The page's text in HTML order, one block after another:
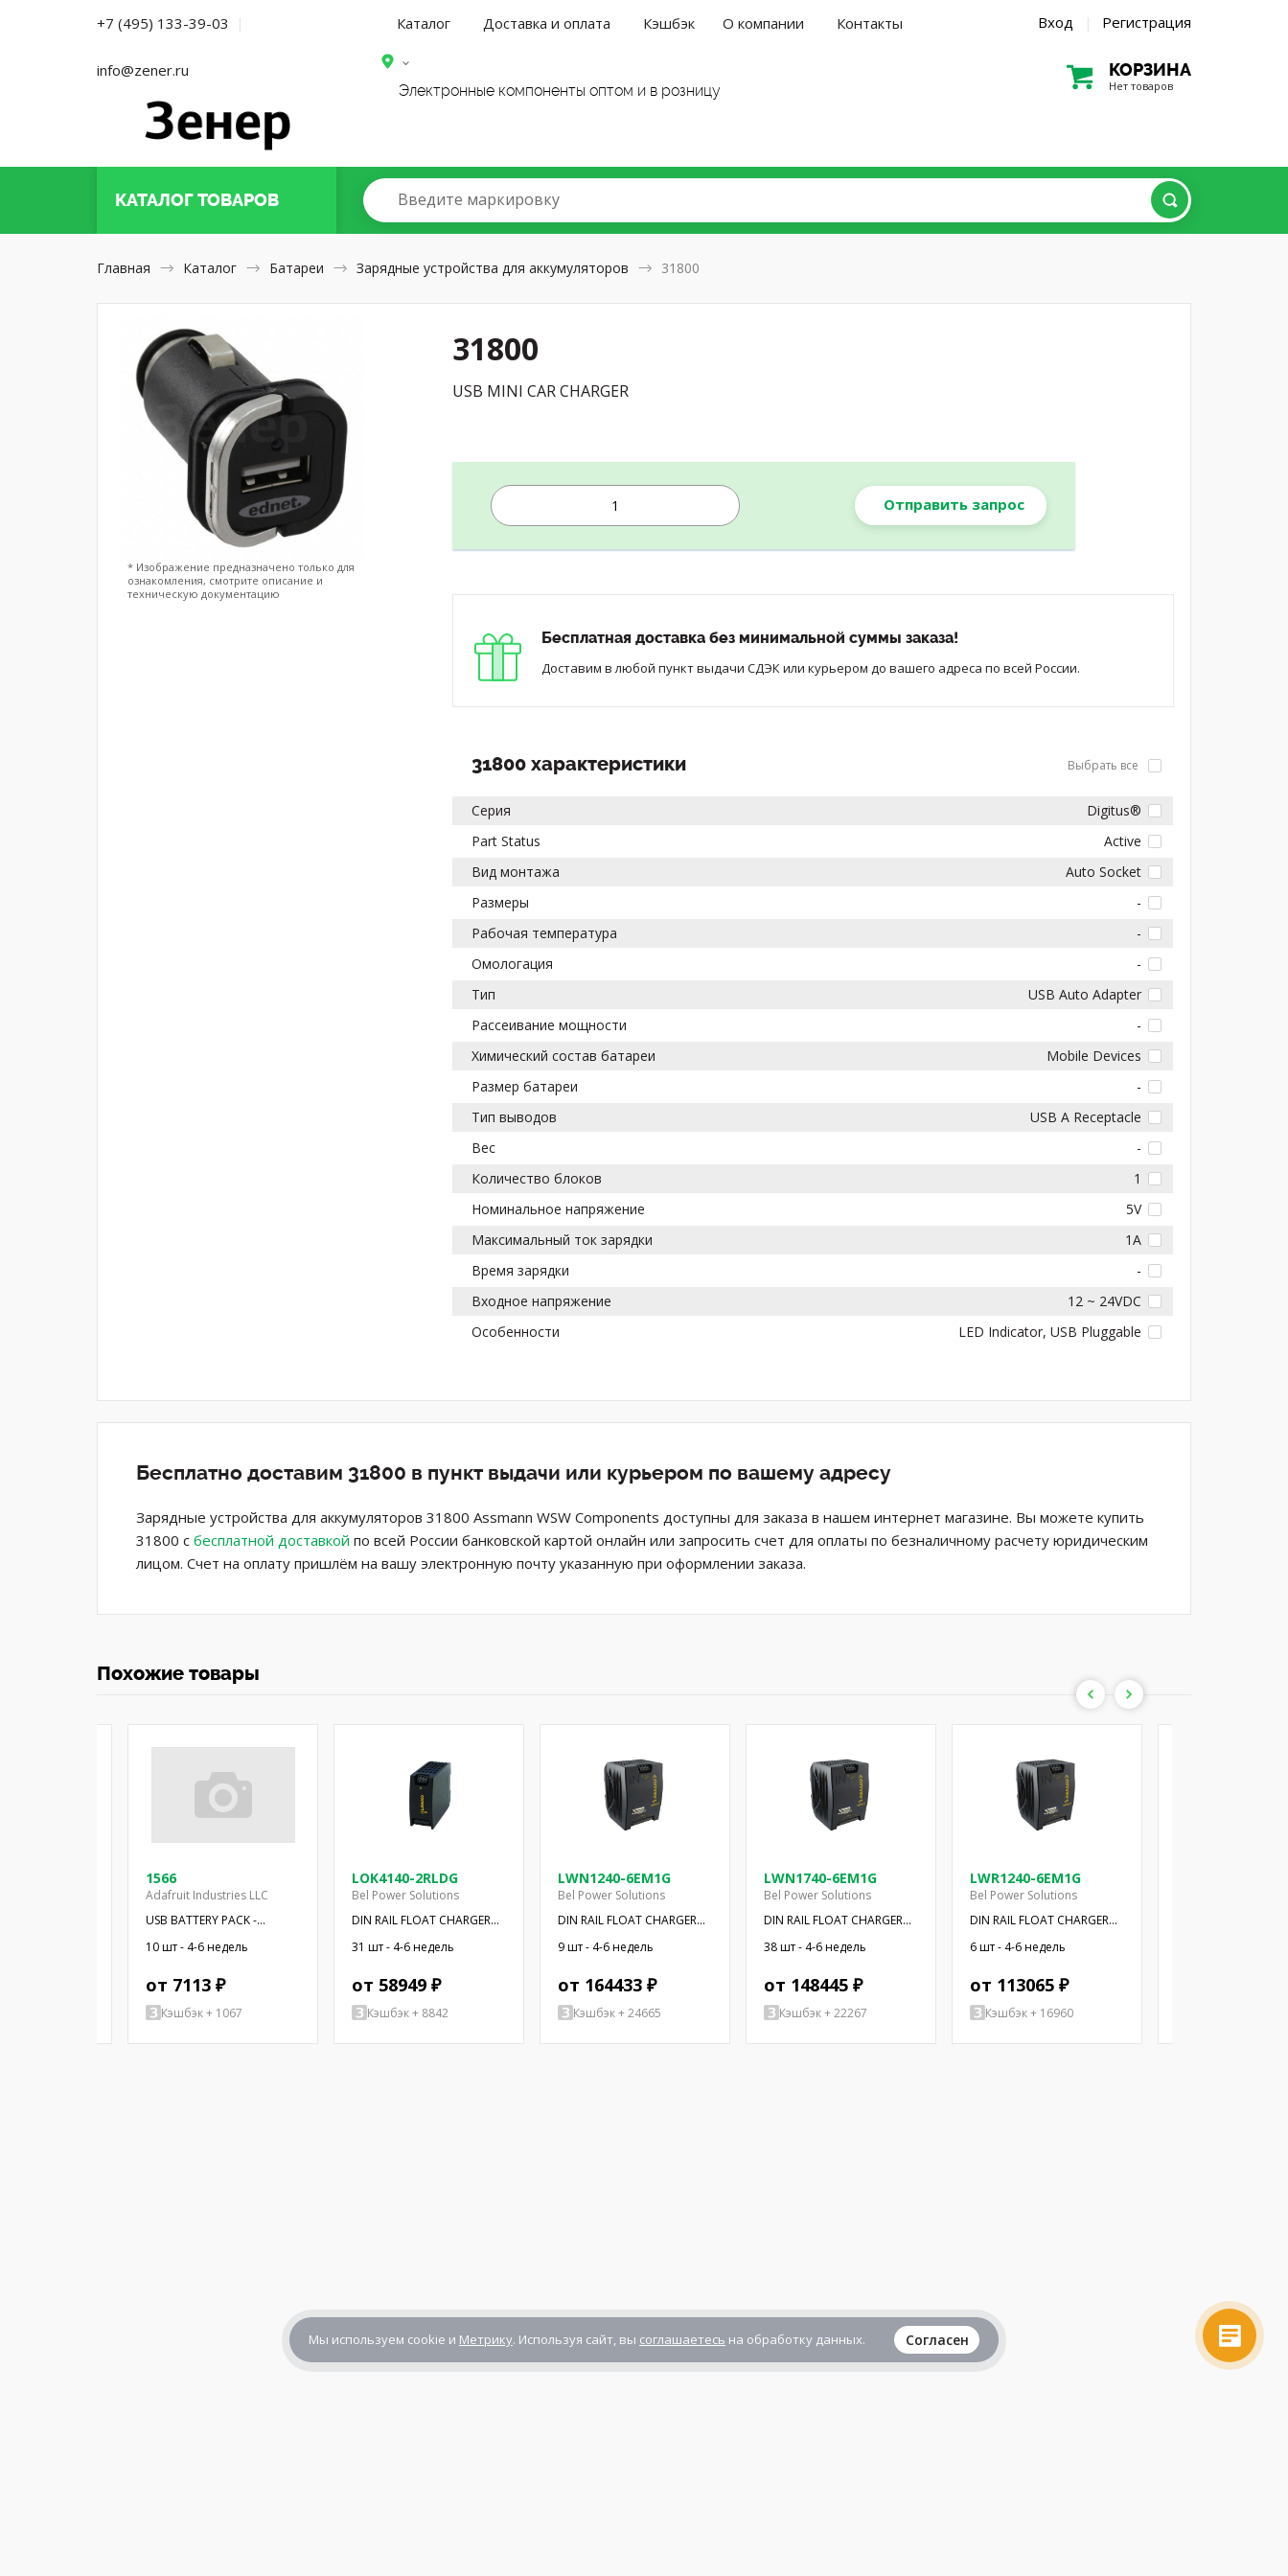
+7 (495) 133-39-03 |
info@zener.ru
Каталог Доставка и оплата Кэшбэк О компании Контакты Вход | Регистрация
Электронные компоненты оптом и в розницу
КОРЗИНА
Нет товаров
КАТАЛОГТОВАРОВ Введите маркировку
Главная Каталог Батареи Зарядные устройства для аккумуляторов 31800
31800
USB MINI CAR CHARGER
Отправить запрос
Бесплатная доставка без минимальной суммы заказа!
Доставим в любой пункт выдачи СДЭК или курьером до вашего адреса по всей России.
31800 характеристики Выбрать все
Серия
Digitus®
Part Status
Active
Вид монтажа
Auto Socket
Размеры
-
Рабочая температура
-
Омологация
-
Тип
USB Auto Adapter
Рассеивание мощности
-
Химический состав батареи
Mobile Devices
Размер батареи
-
Тип выводов
USB A Receptacle
Вес
-
Количество блоков
1
Номинальное напряжение
5V
Максимальный ток зарядки
1A
Время зарядки
-
Входное напряжение
12 ~ 24VDC
Особенности
LED Indicator, USB Pluggable
* Изображение предназначено только для
ознакомления, смотрите описание и
техническую документацию
Бесплатно доставим 31800 в пункт выдачи или курьером по вашему адресу
Зарядные устройства для аккумуляторов 31800 Assmann WSW Components доступны для заказа в нашем интернет магазине. Вы можете купить
31800 с бесплатной доставкой по всей России банковской картой онлайн или запросить счет для оплаты по безналичному расчету юридическим
лицом. Счет на оплату пришлём на вашу электронную почту указанную при оформлении заказа.
Похожие товары
1566
Adafruit Industries LLC
USB BATTERY PACK -
10000MAH - 2
10 шт - 4-6 недель
от 7113 ₽
Кэшбэк + 1067
LOK4140-2RLDG
Bel Power Solutions
DIN RAIL FLOAT CHARGER
50W 12V
31 шт - 4-6 недель
от 58949 ₽
Кэшбэк + 8842
LWN1240-6EM1G
Bel Power Solutions
DIN RAIL FLOAT CHARGER
250W 24V
9 шт - 4-6 недель
от 164433 ₽
Кэшбэк + 24665
LWN1740-6EM1G
Bel Power Solutions
DIN RAIL FLOAT CHARGER
250W 48V
38 шт - 4-6 недель
от 148445 ₽
Кэшбэк + 22267
LWR1240-6EM1G
Bel Power Solutions
DIN RAIL FLOAT CHARGER
125W 24V
6 шт - 4-6 недель
от 113065 ₽
Кэшбэк + 16960
Мы используем cookie и Метрику. Используя сайт, вы соглашаетесь на обработку данных. Согласен